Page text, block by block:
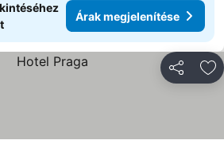
Árak megjelenítése